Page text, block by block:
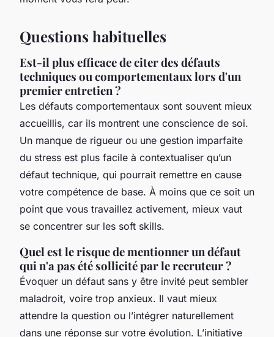
Questions habituelles
Est-il plus efficace de citer des défauts
techniques ou comportementaux lors d'un
premier entretien ?
Les défauts comportementaux sont souvent mieux
accueillis, car ils montrent une conscience de soi.
Un manque de rigueur ou une gestion imparfaite
du stress est plus facile à contextualiser qu’un
défaut technique, qui pourrait remettre en cause
votre compétence de base. À moins que ce soit un
point que vous travaillez activement, mieux vaut
se concentrer sur les soft skills.
Quel est le risque de mentionner un défaut
qui n'a pas été sollicité par le recruteur ?
Évoquer un défaut sans y être invité peut sembler
maladroit, voire trop anxieux. Il vaut mieux
attendre la question ou l’intégrer naturellement
dans une réponse sur votre évolution. L’initiative